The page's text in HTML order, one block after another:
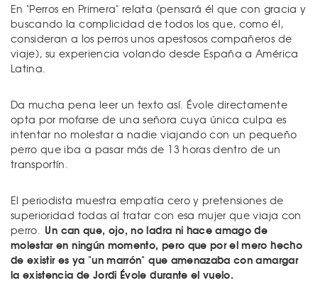
En "Perros en Primera" relata (pensará él que con gracia y
buscando la complicidad de todos los que, como él,
consideran a los perros unos apestosos compañeros de
viaje), su experiencia volando desde España a América
Latina.
Da mucha pena leer un texto así. Évole directamente
opta por mofarse de una señora cuya única culpa es
intentar no molestar a nadie viajando con un pequeño
perro que iba a pasar más de 13 horas dentro de un
transportín.
El periodista muestra empatía cero y pretensiones de
superioridad todas al tratar con esa mujer que viaja con
perro. Un can que, ojo, no ladra ni hace amago de
molestar en ningún momento, pero que por el mero hecho
de existir es ya "un marrón" que amenazaba con amargar
la existencia de Jordi Évole durante el vuelo.